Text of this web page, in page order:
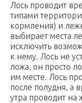
Лось проводит
типами
кормления) и
выбирает места
исключить
к нему. Лось не
ложа, он просто
им месте. Лось
после полудня, а
утра проводит на